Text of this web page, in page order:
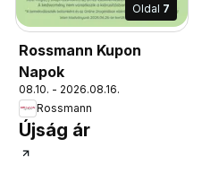
Oldal 7
Rossmann Kupon
Napok
08.10. - 2026.08.16.
Rossmann
Újság ár